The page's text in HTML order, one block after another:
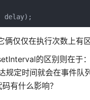
仅仅在执行次数上有
的区别则在于
规定时间就会在事件
有什么影响？